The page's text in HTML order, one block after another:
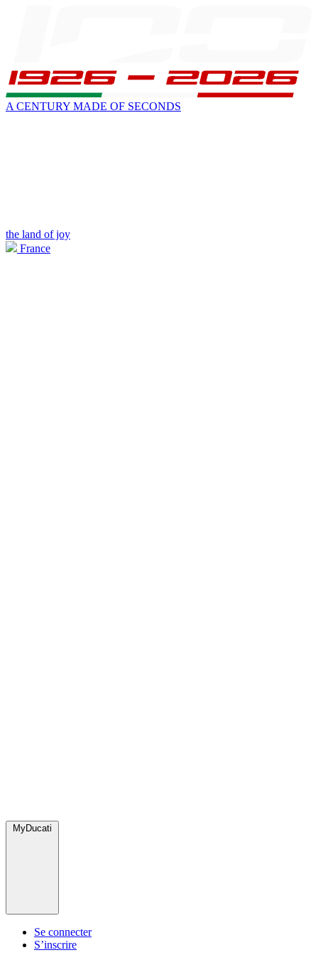
A CENTURY MADE OF SECONDS
the land of joy
France
MyDucati
Se connecter
S’inscrire